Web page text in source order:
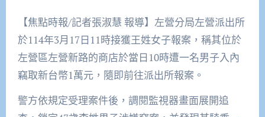
【焦點時報/記者張淑慧 報導】左營分局左營派出所
於114年3月17日11時接獲王姓女子報案，稱其位於
左營區左營新路的商店於當日10時遭一名男子入內
竊取新台幣1萬元，隨即前往派出所報案。
警方依規定受理案件後，調閱監視器畫面展開追